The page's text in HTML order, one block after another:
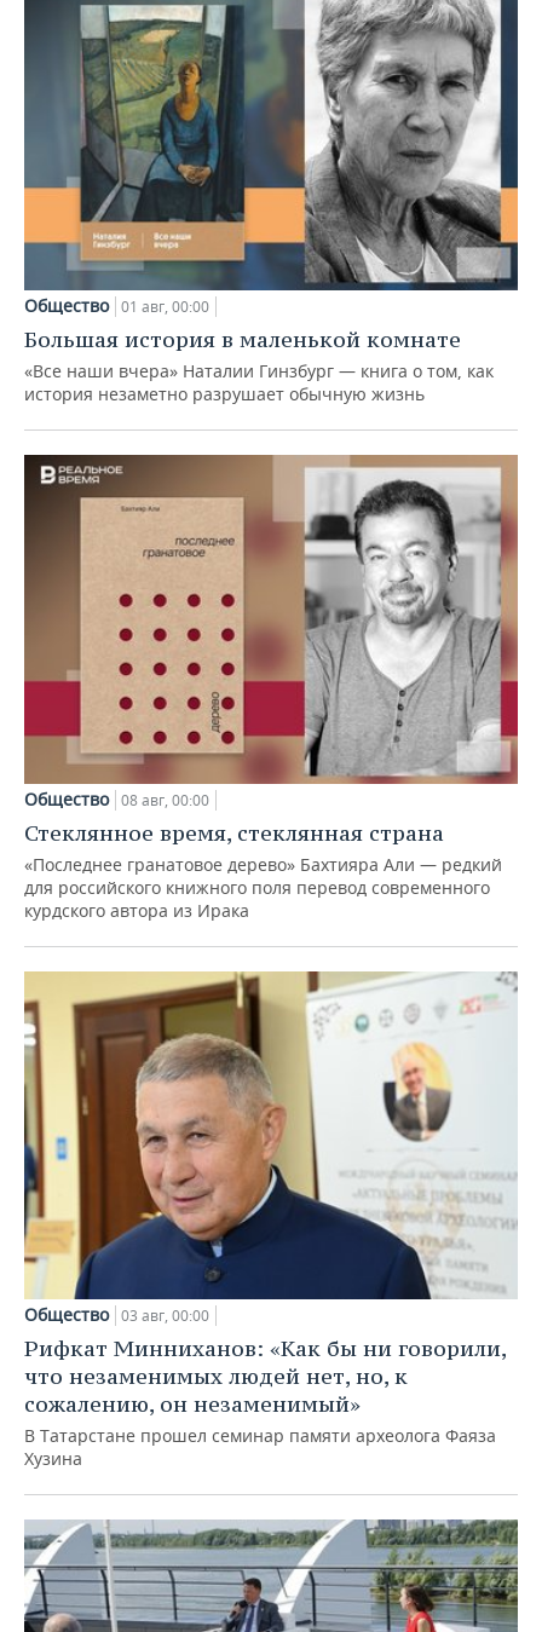
Общество 01 авг, 00:00
Большая история в маленькой комнате
«Все наши вчера» Наталии Гинзбург — книга о том, как
история незаметно разрушает обычную жизнь
Общество 08 авг, 00:00
Стеклянное время, стеклянная страна
«Последнее гранатовое дерево» Бахтияра Али — редкий
для российского книжного поля перевод современного
курдского автора из Ирака
Общество 03 авг, 00:00
Рифкат Минниханов: «Как бы ни говорили,
что незаменимых людей нет, но, к
сожалению, он незаменимый»
В Татарстане прошел семинар памяти археолога Фаяза
Хузина